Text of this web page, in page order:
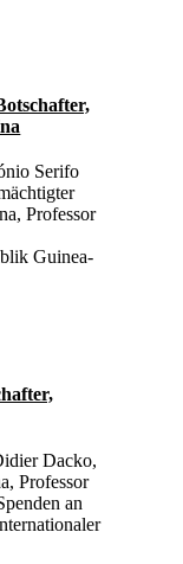
Serifo
Professor
Guinea-
Dacko,
Professor
an